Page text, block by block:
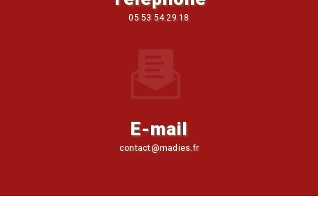
05 53 54 29 18
E-mail
contact@madies.fr